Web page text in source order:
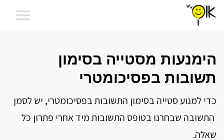
הימנעות מסטייה בסימון
תשובות בפסיכומטרי
כדי למנוע סטייה בסימון התשובות בפסיכומטרי, יש לסמן
התשובה שבחרנו בטופס התשובות מיד אחרי פתרון כל
שאלה.